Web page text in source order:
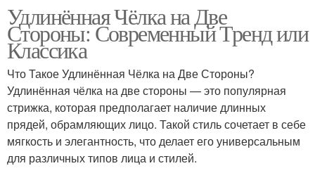
Удлинённая Чёлка на Две
Стороны: Современный Тренд или
Классика
Что Такое Удлинённая Чёлка на Две Стороны?
Удлинённая чёлка на две стороны — это популярная
стрижка, которая предполагает наличие длинных
прядей, обрамляющих лицо. Такой стиль сочетает в себе
мягкость и элегантность, что делает его универсальным
для различных типов лица и стилей.